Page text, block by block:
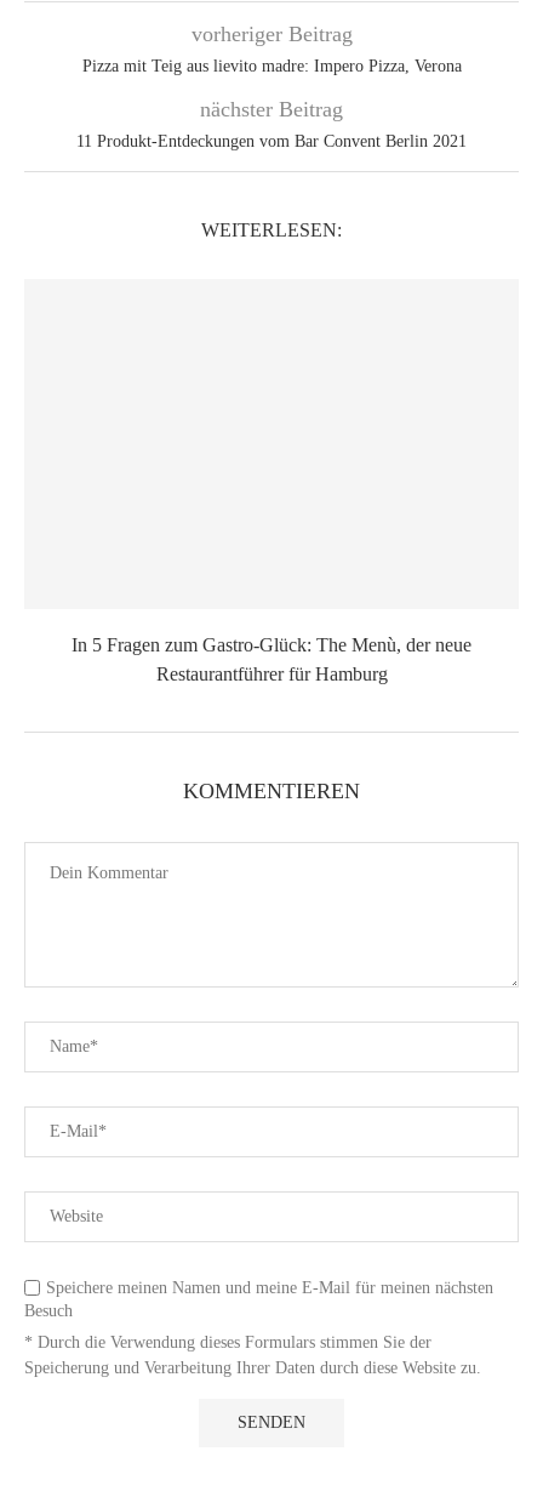
vorheriger Beitrag
Pizza mit Teig aus lievito madre: Impero Pizza, Verona
nächster Beitrag
11 Produkt-Entdeckungen vom Bar Convent Berlin 2021
WEITERLESEN:
In 5 Fragen zum Gastro-Glück: The Menù, der neue
Restaurantführer für Hamburg
KOMMENTIEREN
Speichere meinen Namen und meine E-Mail für meinen nächsten
Besuch
* Durch die Verwendung dieses Formulars stimmen Sie der
Speicherung und Verarbeitung Ihrer Daten durch diese Website zu.